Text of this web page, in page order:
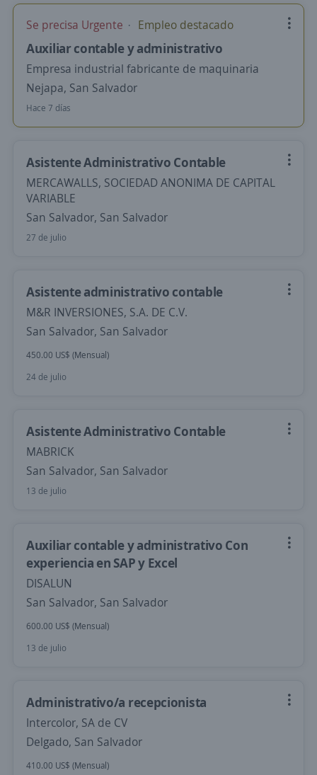
Se precisa Urgente Empleo destacado
Auxiliar contable y administrativo
Empresa industrial fabricante de maquinaria
Nejapa, San Salvador
Hace 7 días
Asistente Administrativo Contable
MERCAWALLS, SOCIEDAD ANONIMA DE CAPITAL
VARIABLE
San Salvador, San Salvador
27 de julio
Asistente administrativo contable
M&R INVERSIONES, S.A. DE C.V.
San Salvador, San Salvador
450.00 US$ (Mensual)
24 de julio
Asistente Administrativo Contable
MABRICK
San Salvador, San Salvador
13 de julio
Auxiliar contable y administrativo Con
experiencia en SAP y Excel
DISALUN
San Salvador, San Salvador
600.00 US$ (Mensual)
13 de julio
Administrativo/a recepcionista
Intercolor, SA de CV
Delgado, San Salvador
410.00 US$ (Mensual)